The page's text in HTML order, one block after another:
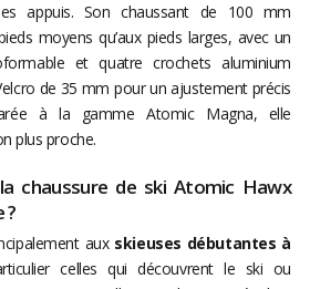
appuis. Son chaussant de 100 mm
moyens qu’aux pieds larges, avec un
et quatre crochets aluminium
de 35 mm pour un ajustement précis
à la gamme Atomic Magna, elle
plus proche.
chaussure de ski Atomic Hawx
?
aux skieuses débutantes à
celles qui découvrent le ski ou